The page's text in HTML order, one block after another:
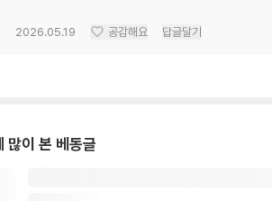
2026.05.19 공감해요 답글달기
많이 본 베동글